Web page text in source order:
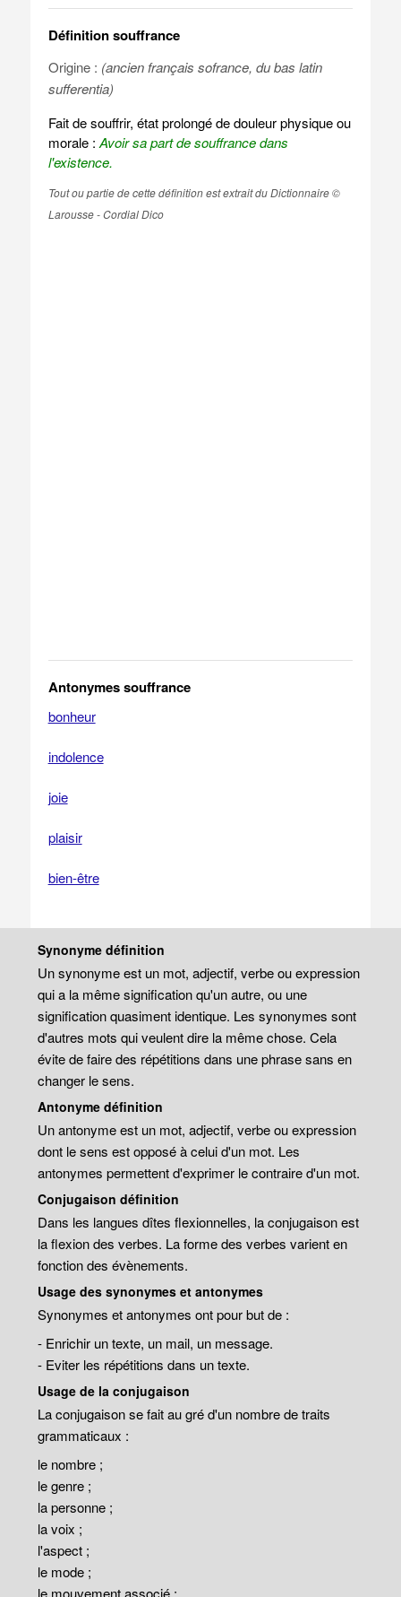
Définition souffrance
Origine : (ancien français sofrance, du bas latin
sufferentia)
Fait de souffrir, état prolongé de douleur physique ou
morale : Avoir sa part de souffrance dans
l'existence.
Tout ou partie de cette définition est extrait du Dictionnaire ©
Larousse - Cordial Dico
Antonymes souffrance
bonheur
indolence
joie
plaisir
bien-être
Synonyme définition
Un synonyme est un mot, adjectif, verbe ou expression
qui a la même signification qu'un autre, ou une
signification quasiment identique. Les synonymes sont
d'autres mots qui veulent dire la même chose. Cela
évite de faire des répétitions dans une phrase sans en
changer le sens.
Antonyme définition
Un antonyme est un mot, adjectif, verbe ou expression
dont le sens est opposé à celui d'un mot. Les
antonymes permettent d'exprimer le contraire d'un mot.
Conjugaison définition
Dans les langues dîtes flexionnelles, la conjugaison est
la flexion des verbes. La forme des verbes varient en
fonction des évènements.
Usage des synonymes et antonymes
Synonymes et antonymes ont pour but de :
- Enrichir un texte, un mail, un message.
- Eviter les répétitions dans un texte.
Usage de la conjugaison
La conjugaison se fait au gré d'un nombre de traits
grammaticaux :
le nombre ;
le genre ;
la personne ;
la voix ;
l'aspect ;
le mode ;
le mouvement associé ;